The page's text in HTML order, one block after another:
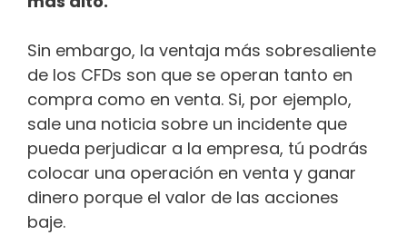
Sin embargo, la ventaja más sobresaliente
de los CFDs son que se operan tanto en
compra como en venta. Si, por ejemplo,
sale una noticia sobre un incidente que
pueda perjudicar a la empresa, tú podrás
colocar una operación en venta y ganar
dinero porque el valor de las acciones
baje.